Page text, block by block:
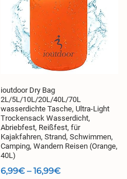
ioutdoor Dry Bag
2L/5L/10L/20L/40L/70L
wasserdichte Tasche, Ultra-Light
Trockensack Wasserdicht,
Abriebfest, Reißfest, für
Kajakfahren, Strand, Schwimmen,
Camping, Wandern Reisen (Orange,
40L)
6,99€ –16,99€Preisspanne: